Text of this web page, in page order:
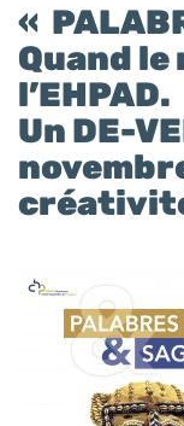
«
Quand le
l’EHPAD.
Un DE-